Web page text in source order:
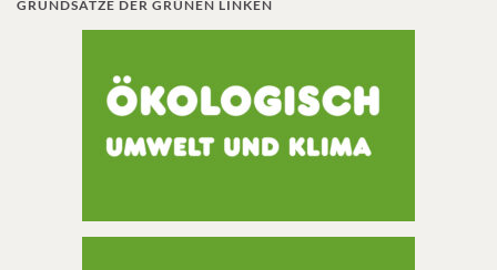
GRUNDSÄTZE DER GRÜNEN LINKEN